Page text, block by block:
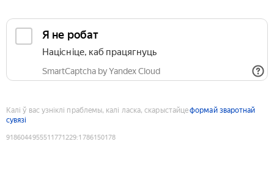
Я не робат
Націсніце, каб працягнуць
SmartCaptcha by Yandex Cloud
Калі ў вас узніклі праблемы, калі ласка, скарыстайцеформай зваротнай
сувязі
9186044955511771229:1786150178